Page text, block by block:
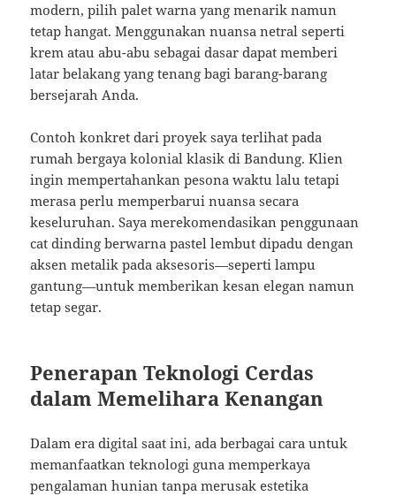
modern, pilih palet warna yang menarik namun
tetap hangat. Menggunakan nuansa netral seperti
krem atau abu-abu sebagai dasar dapat memberi
latar belakang yang tenang bagi barang-barang
bersejarah Anda.
Contoh konkret dari proyek saya terlihat pada
rumah bergaya kolonial klasik di Bandung. Klien
ingin mempertahankan pesona waktu lalu tetapi
merasa perlu memperbarui nuansa secara
keseluruhan. Saya merekomendasikan penggunaan
cat dinding berwarna pastel lembut dipadu dengan
aksen metalik pada aksesoris—seperti lampu
gantung—untuk memberikan kesan elegan namun
tetap segar.
Penerapan Teknologi Cerdas
dalam Memelihara Kenangan
Dalam era digital saat ini, ada berbagai cara untuk
memanfaatkan teknologi guna memperkaya
pengalaman hunian tanpa merusak estetika